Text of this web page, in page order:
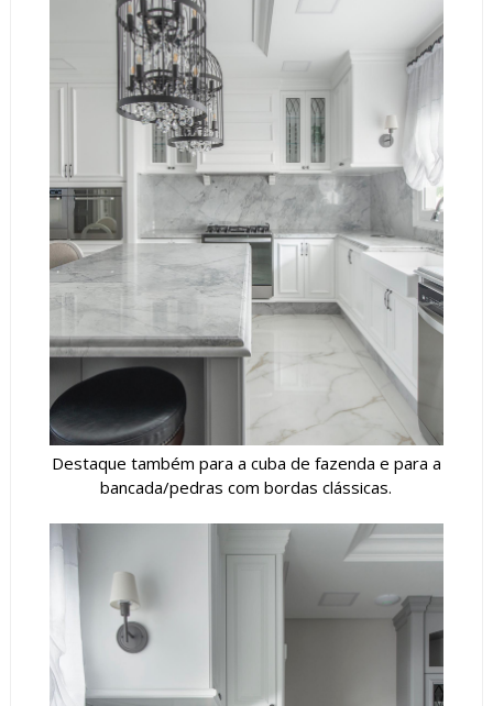
Destaque também para a cuba de fazenda e para a
bancada/pedras com bordas clássicas.